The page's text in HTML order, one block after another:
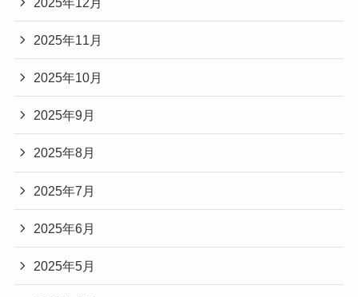
2025年11月
2025年10月
2025年9月
2025年8月
2025年7月
2025年6月
2025年5月